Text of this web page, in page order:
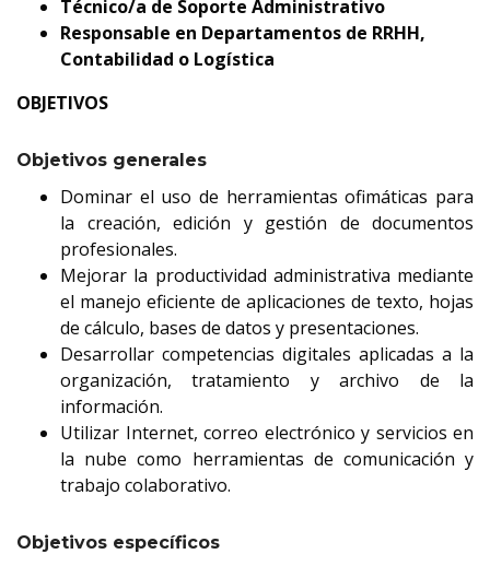
Técnico/a de Soporte Administrativo
Responsable en Departamentos de RRHH,
Contabilidad o Logística
OBJETIVOS
Objetivos generales
Dominar el uso de herramientas ofimáticas para
la creación, edición y gestión de documentos
profesionales.
Mejorar la productividad administrativa mediante
el manejo eficiente de aplicaciones de texto, hojas
de cálculo, bases de datos y presentaciones.
Desarrollar competencias digitales aplicadas a la
organización, tratamiento y archivo de la
información.
Utilizar Internet, correo electrónico y servicios en
la nube como herramientas de comunicación y
trabajo colaborativo.
Objetivos específicos